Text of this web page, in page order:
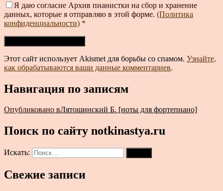
Я даю согласие Архив пианистки на сбор и хранение
данных, которые я отправляю в этой форме. (Политика
конфиденциальности) *
Этот сайт использует Akismet для борьбы со спамом. Узнайте,
как обрабатываются ваши данные комментариев.
Навигация по записям
Опубликовано вЛятошинский Б. [ноты для фортепиано]
Поиск по сайту notkinastya.ru
Искать:
Свежие записи